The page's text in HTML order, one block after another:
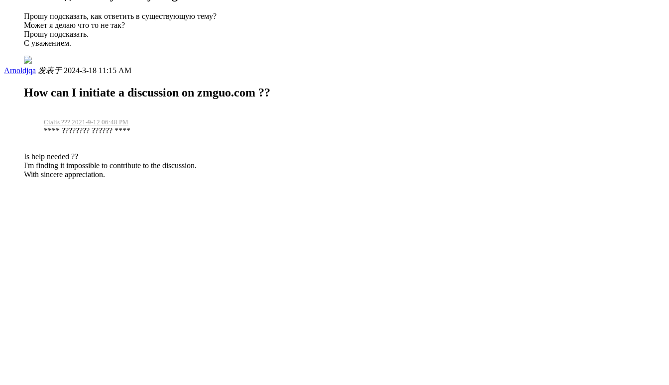
Прошу подсказать, как ответить в существующую тему?
Может я делаю что то не так?
Прошу подсказать.
С уважением.
Arnoldjqa 发表于 2024-3-18 11:15 AM
How can I initiate a discussion on zmguo.com ??
Cialis ??? 2021-9-12 06:48 PM
**** ???????? ?????? ****
Is help needed ??
I'm finding it impossible to contribute to the discussion.
With sincere appreciation.